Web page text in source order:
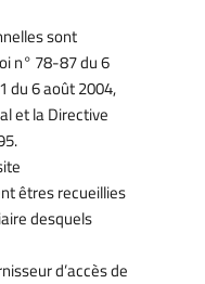
sont
n° 78-87 du 6
du 6 août 2004,
et la Directive
êtres recueillies
desquels
d’accès de